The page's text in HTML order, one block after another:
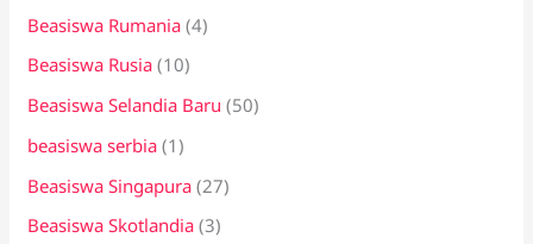
Beasiswa Rumania (4)
Beasiswa Rusia (10)
Beasiswa Selandia Baru (50)
beasiswa serbia (1)
Beasiswa Singapura (27)
Beasiswa Skotlandia (3)